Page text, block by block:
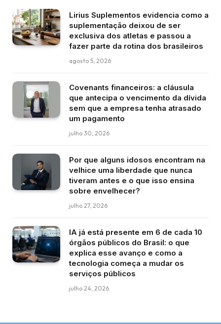
Lirius Suplementos evidencia como a
suplementação deixou de ser
exclusiva dos atletas e passou a
fazer parte da rotina dos brasileiros
agosto 5, 2026
Covenants financeiros: a cláusula
que antecipa o vencimento da dívida
sem que a empresa tenha atrasado
um pagamento
julho 30, 2026
Por que alguns idosos encontram na
velhice uma liberdade que nunca
tiveram antes e o que isso ensina
sobre envelhecer?
julho 27, 2026
IA já está presente em 6 de cada 10
órgãos públicos do Brasil: o que
explica esse avanço e como a
tecnologia começa a mudar os
serviços públicos
julho 24, 2026